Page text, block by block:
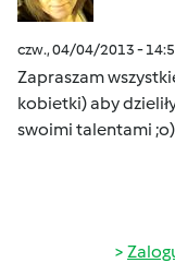
czw., 04/04/2013 -
Zapraszam
kobietki) aby
swoimi talentami ;o)